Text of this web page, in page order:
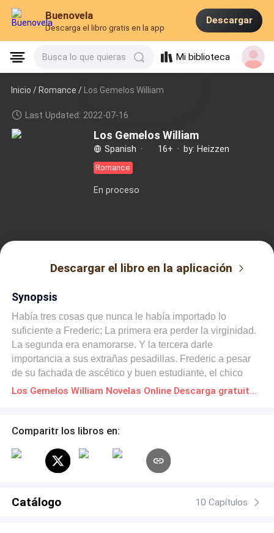
Buenovela
Descarga el libro gratis en la app
Descargar
Busca lo que quieras Mi biblioteca
Inicio /Romance / Los Gemelos William
Last Updated: 2022-07-16
Los Gemelos William
Spanish · 16+ · by: Heizzen
Romance
En proceso
Descargar el libro en la aplicación
Synopsis
Había tres cosas que nunca le había importado lo
suficiente a Frederic; La primera era perder la virginidad.
La segunda era enamorarse. Y la tercera darle
importancia a sus extrañas pesadillas. Frederic a pesar
de su fachada de ascético y buen estudiante, el chico
vivía una vida demasiado oscura. Si se pudiera describir
a simple vista. El chico de tan solo 17 años de edad era
llegaría el día de plantearse dejar de ser la perfecta
fachada que había creado frente a los demás, hasta que
idénticas, dos gemelos llamados William Carter. Estos
Los Gemelos William Novelas Online Descarga gratuita de PDF
Comparitr los libros en:
Catálogo 10 Capítulos